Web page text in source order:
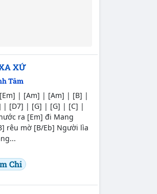
XỨ
Tâm
| [Am] | [Am] | [B] |
[D7] | [G] | [G] | [C] |
ra [Em] đi Mang
rêu mờ [B/Eb] Người lìa
Chi